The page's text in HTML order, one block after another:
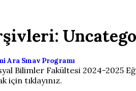
Ara Sınav Programı
Bilimler Fakültesi 2024-2025
için tıklayınız.